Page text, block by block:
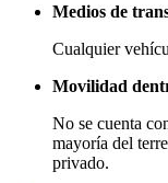
Medios de
Cualquier
Movilidad
No se cuenta
mayoría del
privado.